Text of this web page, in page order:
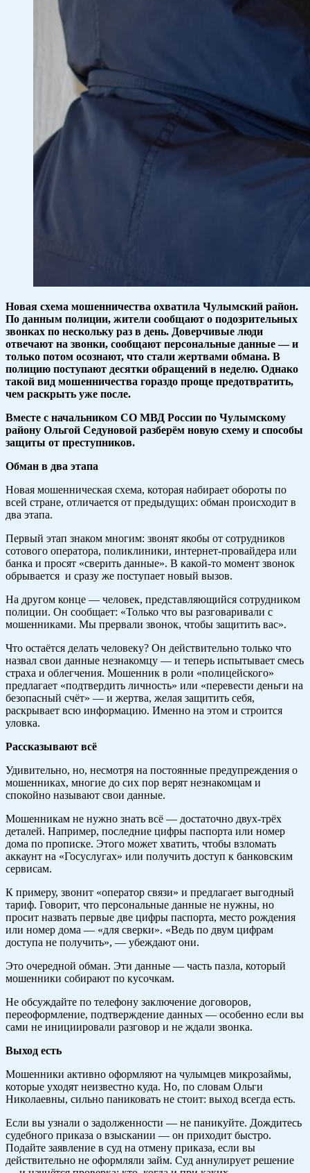
Новая схема мошенничества охватила Чулымский район.
По данным полиции, жители сообщают о подозрительных
звонках по нескольку раз в день. Доверчивые люди
отвечают на звонки, сообщают персональные данные — и
только потом осознают, что стали жертвами обмана. В
полицию поступают десятки обращений в неделю. Однако
такой вид мошенничества гораздо проще предотвратить,
чем раскрыть уже после.
Вместе с начальником СО МВД России по Чулымскому
району Ольгой Седуновой разберём новую схему и способы
защиты от преступников.
Обман в два этапа
Новая мошенническая схема, которая набирает обороты по
всей стране, отличается от предыдущих: обман происходит в
два этапа.
Первый этап знаком многим: звонят якобы от сотрудников
сотового оператора, поликлиники, интернет-провайдера или
банка и просят «сверить данные». В какой-то момент звонок
обрывается и сразу же поступает новый вызов.
На другом конце — человек, представляющийся сотрудником
полиции. Он сообщает: «Только что вы разговаривали с
мошенниками. Мы прервали звонок, чтобы защитить вас».
Что остаётся делать человеку? Он действительно только что
назвал свои данные незнакомцу — и теперь испытывает смесь
страха и облегчения. Мошенник в роли «полицейского»
предлагает «подтвердить личность» или «перевести деньги на
безопасный счёт» — и жертва, желая защитить себя,
раскрывает всю информацию. Именно на этом и строится
уловка.
Рассказывают всё
Удивительно, но, несмотря на постоянные предупреждения о
мошенниках, многие до сих пор верят незнакомцам и
спокойно называют свои данные.
Мошенникам не нужно знать всё — достаточно двух-трёх
деталей. Например, последние цифры паспорта или номер
дома по прописке. Этого может хватить, чтобы взломать
аккаунт на «Госуслугах» или получить доступ к банковским
сервисам.
К примеру, звонит «оператор связи» и предлагает выгодный
тариф. Говорит, что персональные данные не нужны, но
просит назвать первые две цифры паспорта, место рождения
или номер дома — «для сверки». «Ведь по двум цифрам
доступа не получить», — убеждают они.
Это очередной обман. Эти данные — часть пазла, который
мошенники собирают по кусочкам.
Не обсуждайте по телефону заключение договоров,
переоформление, подтверждение данных — особенно если вы
сами не инициировали разговор и не ждали звонка.
Выход есть
Мошенники активно оформляют на чулымцев микрозаймы,
которые уходят неизвестно куда. Но, по словам Ольги
Николаевны, сильно паниковать не стоит: выход всегда есть.
Если вы узнали о задолженности — не паникуйте. Дождитесь
судебного приказа о взыскании — он приходит быстро.
Подайте заявление в суд на отмену приказа, если вы
действительно не оформляли займ. Суд аннулирует решение